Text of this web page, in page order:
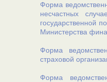
Форма
несчастных
государственной
Министерства
Форма
страховой
Форма